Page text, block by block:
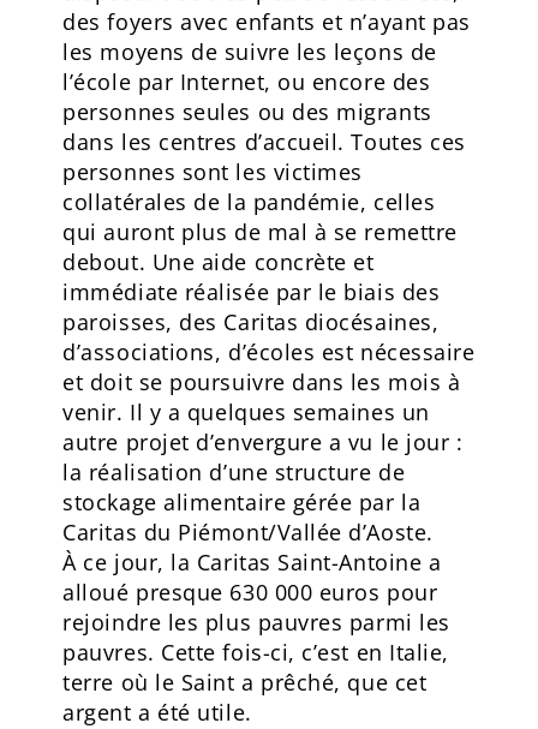
des foyers avec enfants et n’ayant pas
les moyens de suivre les leçons de
l’école par Internet, ou encore des
personnes seules ou des migrants
dans les centres d’accueil. Toutes ces
personnes sont les victimes
collatérales de la pandémie, celles
qui auront plus de mal à se remettre
debout. Une aide concrète et
immédiate réalisée par le biais des
paroisses, des Caritas diocésaines,
d’associations, d’écoles est nécessaire
et doit se poursuivre dans les mois à
venir. Il y a quelques semaines un
autre projet d’envergure a vu le jour :
la réalisation d’une structure de
stockage alimentaire gérée par la
Caritas du Piémont/Vallée d’Aoste.
À ce jour, la Caritas Saint-Antoine a
alloué presque 630 000 euros pour
rejoindre les plus pauvres parmi les
pauvres. Cette fois-ci, c’est en Italie,
terre où le Saint a prêché, que cet
argent a été utile.